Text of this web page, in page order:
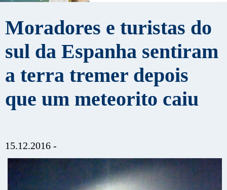
Moradores e turistas do
sul da Espanha sentiram
a terra tremer depois
que um meteorito caiu
15.12.2016 -